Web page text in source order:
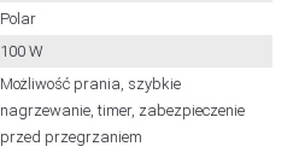
Polar
100 W
Możliwość prania, szybkie
nagrzewanie, timer, zabezpieczenie
przed przegrzaniem